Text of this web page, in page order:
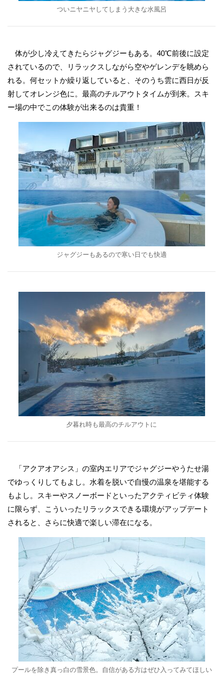
ついニヤニヤしてしまう大きな水風呂
体が少し冷えてきたらジャグジーもある。40℃前後に設定
されているので、リラックスしながら空やゲレンデを眺めら
れる。何セットか繰り返していると、そのうち雲に西日が反
射してオレンジ色に。最高のチルアウトタイムが到来。スキ
ー場の中でこの体験が出来るのは貴重！
ジャグジーもあるので寒い日でも快適
夕暮れ時も最高のチルアウトに
「アクアオアシス」の室内エリアでジャグジーやうたせ湯
でゆっくりしてもよし。水着を脱いで自慢の温泉を堪能する
もよし。スキーやスノーボードといったアクティビティ体験
に限らず、こういったリラックスできる環境がアップデート
されると、さらに快適で楽しい滞在になる。
プールを除き真っ白の雪景色。自信がある方はぜひ入ってみてほしい